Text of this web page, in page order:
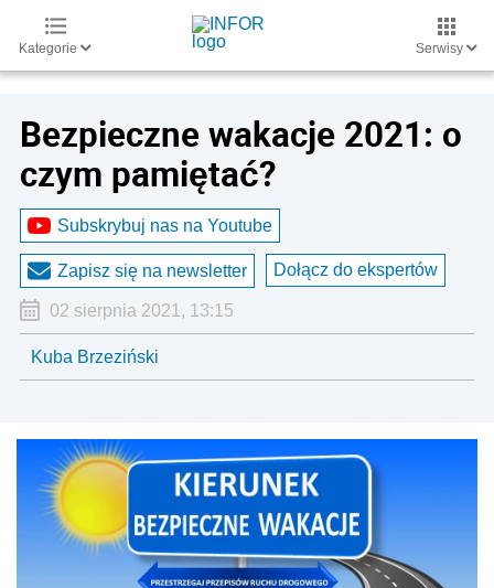
Kategorie Serwisy
Bezpieczne wakacje 2021: o
czym pamiętać?
Subskrybuj nas na Youtube
Zapisz się na newsletter Dołącz do ekspertów
02 sierpnia 2021, 13:15
Kuba Brzeziński